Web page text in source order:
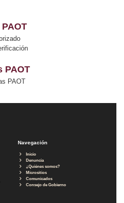
PAOT
PAOT
Navegación
Inicio
Denuncia
¿Quiénes somos?
Micrositios
Comunicados
Consejo de Gobierno